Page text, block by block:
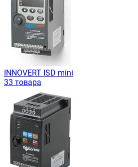
INNOVERT ISD mini
33 товара